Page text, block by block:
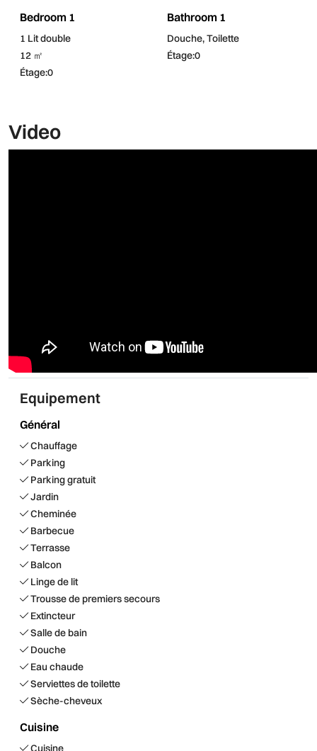
Bedroom 1
1 Lit double
12 ㎡
Étage:0
Bathroom 1
Douche, Toilette
Étage:0
Video
Equipement
Général
Chauffage
Parking
Parking gratuit
Jardin
Cheminée
Barbecue
Terrasse
Balcon
Linge de lit
Trousse de premiers secours
Extincteur
Salle de bain
Douche
Eau chaude
Serviettes de toilette
Sèche-cheveux
Cuisine
Cuisine